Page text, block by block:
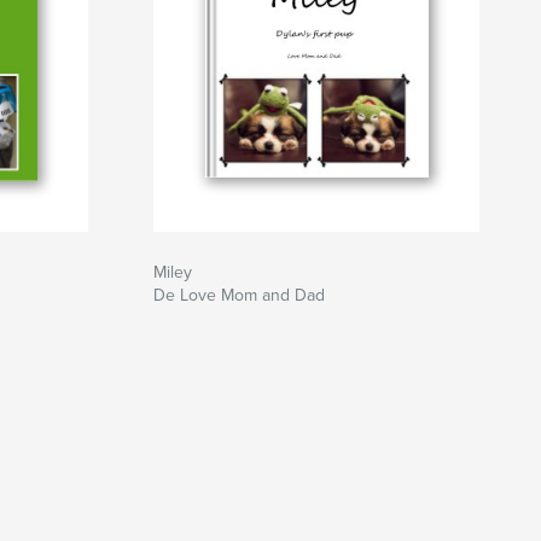
Miley
De Love Mom and Dad